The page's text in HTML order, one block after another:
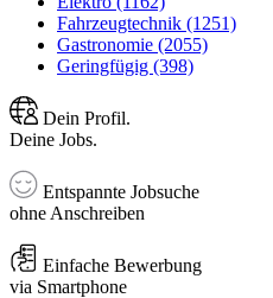
Fahrzeugtechnik (1251)
Gastronomie (2055)
Geringfügig (398)
Dein Profil.
Deine Jobs.
Entspannte Jobsuche
ohne Anschreiben
Einfache Bewerbung
via Smartphone